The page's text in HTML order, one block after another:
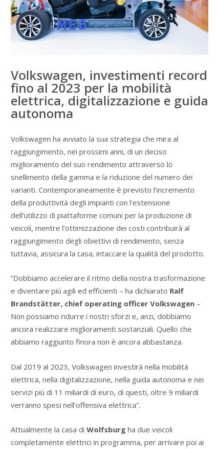
Volkswagen, investimenti record
fino al 2023 per la mobilità
elettrica, digitalizzazione e guida
autonoma
Volkswagen ha avviato la sua strategia che mira al
raggiungimento, nei prossimi anni, di un deciso
miglioramento del suo rendimento attraverso lo
snellimento della gamma e la riduzione del numero dei
varianti. Contemporaneamente è previsto l’incremento
della produttività degli impianti con l’estensione
dell’utilizzo di piattaforme comuni per la produzione di
veicoli, mentre l’ottimizzazione dei costi contribuirà al
raggiungimento degli obiettivi di rendimento, senza
tuttavia, assicura la casa, intaccare la qualità del prodotto.
“Dobbiamo accelerare il ritmo della nostra trasformazione
e diventare più agili ed efficienti – ha dichiarato Ralf
Brandstätter, chief operating officer Volkswagen–
Non possiamo ridurre i nostri sforzi e, anzi, dobbiamo
ancora realizzare miglioramenti sostanziali. Quello che
abbiamo raggiunto finora non è ancora abbastanza.
Dal 2019 al 2023, Volkswagen investirà nella mobilità
elettrica, nella digitalizzazione, nella guida autonoma e nei
servizi più di 11 miliardi di euro, di questi, oltre 9 miliardi
verranno spesi nell’offensiva elettrica”.
Attualmente la casa di Wolfsburgha due veicoli
completamente elettrici in programma, per arrivare poi ai